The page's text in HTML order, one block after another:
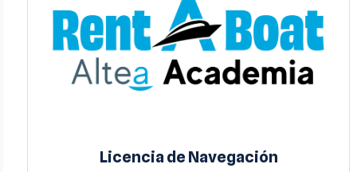
Licencia de Navegación